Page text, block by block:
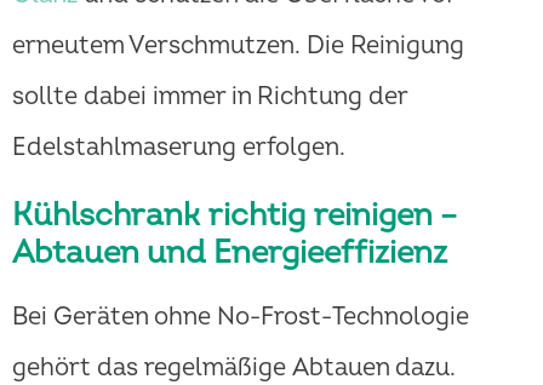
erneutem Verschmutzen. Die Reinigung
sollte dabei immer in Richtung der
Edelstahlmaserung erfolgen.
Kühlschrank richtig reinigen –
Abtauen und Energieeffizienz
Bei Geräten ohne No-Frost-Technologie
gehört das regelmäßige Abtauen dazu.